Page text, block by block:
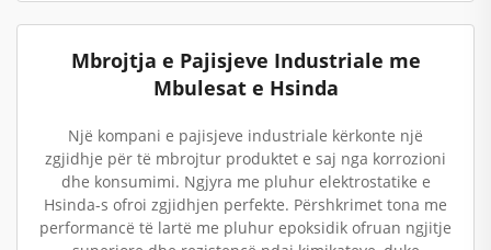
Mbrojtja e Pajisjeve Industriale me
Mbulesat e Hsinda
Një kompani e pajisjeve industriale kërkonte një
zgjidhje për të mbrojtur produktet e saj nga korrozioni
dhe konsumimi. Ngjyra me pluhur elektrostatike e
Hsinda-s ofroi zgjidhjen perfekte. Përshkrimet tona me
performancë të lartë me pluhur epoksidik ofruan ngjitje